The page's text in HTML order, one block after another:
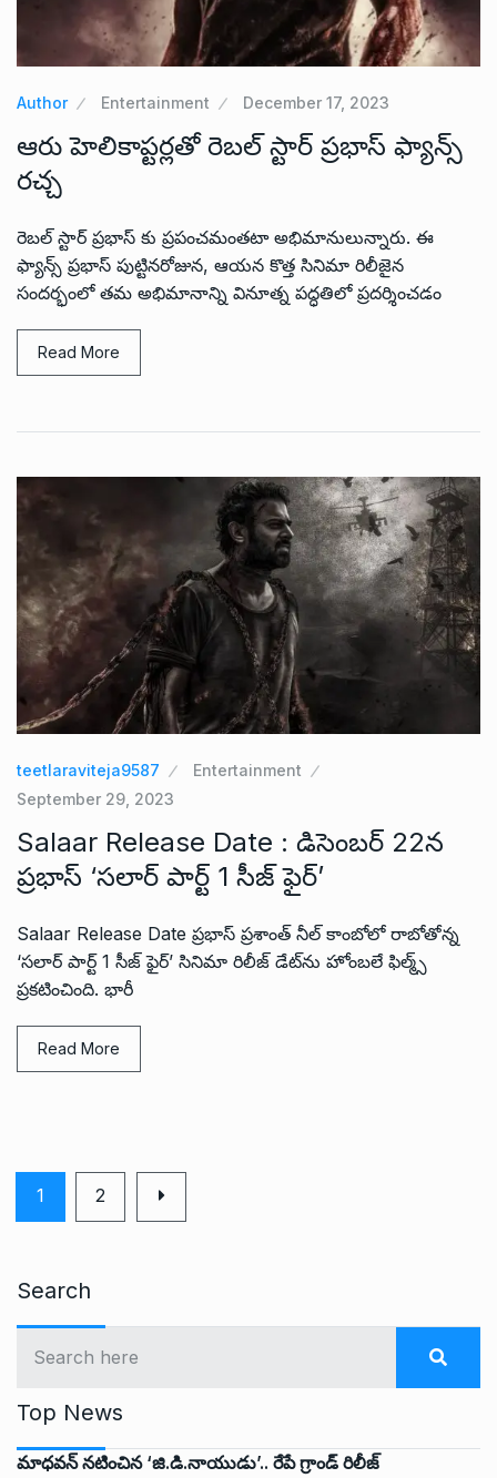
Author Entertainment December 17, 2023
ఆరు హెలికాప్టర్లతో రెబల్ స్టార్ ప్రభాస్ ఫ్యాన్స్
రచ్చ
రెబల్ స్టార్ ప్రభాస్ కు ప్రపంచమంతటా అభిమానులున్నారు. ఈ
ఫ్యాన్స్ ప్రభాస్ పుట్టినరోజున, ఆయన కొత్త సినిమా రిలీజైన
సందర్భంలో తమ అభిమానాన్ని వినూత్న పద్ధతిలో ప్రదర్శించడం
Read More
teetlaraviteja9587
Entertainment
September 29, 2023
Salaar Release Date : డిసెంబర్ 22న
ప్రభాస్ ‘సలార్ పార్ట్ 1 సీజ్ ఫైర్’
Salaar Release Date ప్రభాస్ ప్రశాంత్ నీల్ కాంబోలో రాబోతోన్న
‘సలార్ పార్ట్ 1 సీజ్ ఫైర్’ సినిమా రిలీజ్ డేట్‌ను హోంబలే ఫిల్మ్స్
ప్రకటించింది. భారీ
Read More
1 2
Search
Top News
మాధవన్ నటించిన ‘జి.డి.నాయుడు’.. రేపే గ్రాండ్ రిలీజ్